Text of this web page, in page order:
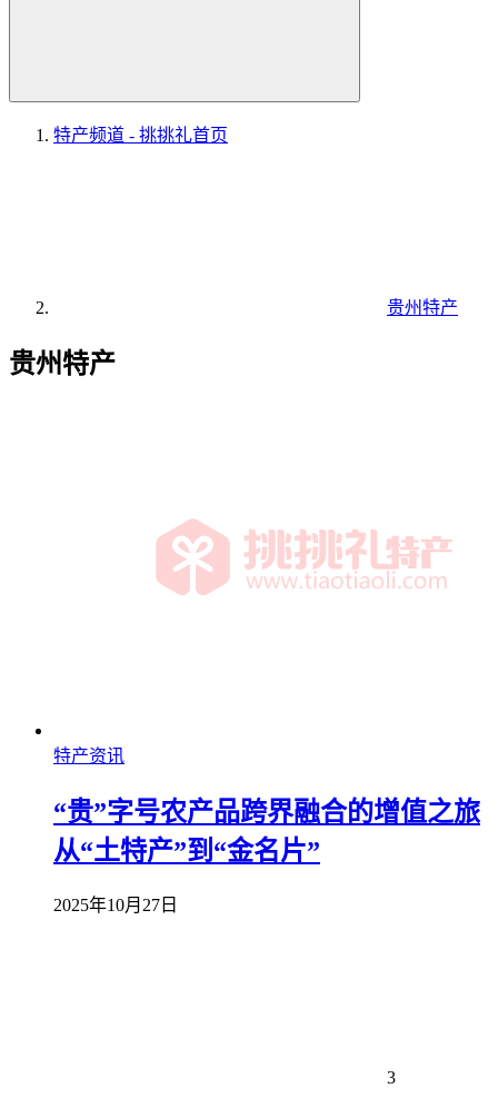
特产频道 - 挑挑礼首页
贵州特产
贵州特产
特产资讯
“贵”字号农产品跨界融合的增值之旅
从“土特产”到“金名片”
2025年10月27日
3